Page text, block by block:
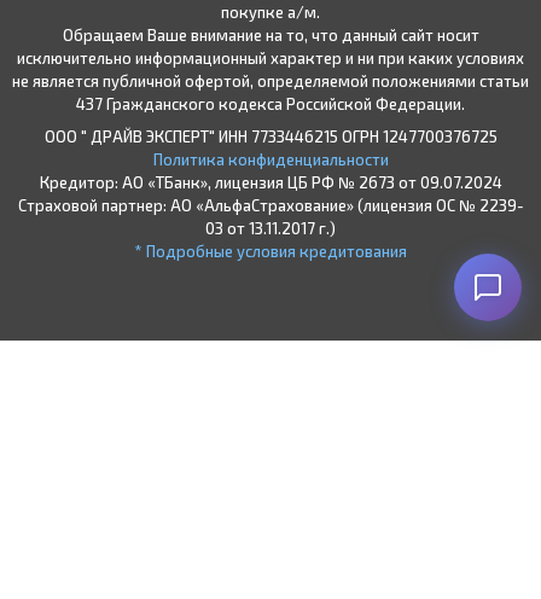
покупке а/м.
Обращаем Ваше внимание на то, что данный сайт носит
исключительно информационный характер и ни при каких условиях
не является публичной офертой, определяемой положениями статьи
437 Гражданского кодекса Российской Федерации.
ООО " ДРАЙВ ЭКСПЕРТ" ИНН 7733446215 ОГРН 1247700376725
Политика конфиденциальности
Кредитор: АО «ТБанк», лицензия ЦБ РФ № 2673 от 09.07.2024
Страховой партнер: АО «АльфаСтрахование» (лицензия ОС № 2239-
03 от 13.11.2017 г.)
* Подробные условия кредитования